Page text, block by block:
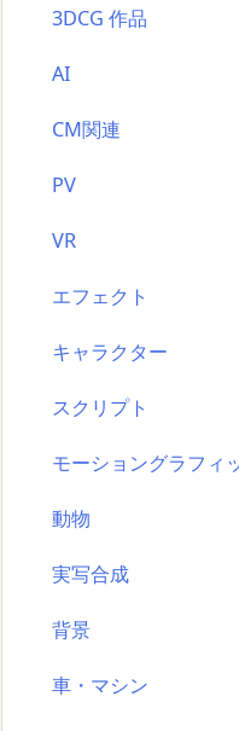
3DCG 作品
AI
CM関連
PV
VR
エフェクト
キャラクター
スクリプト
モーショングラフィ
動物
実写合成
背景
車・マシン